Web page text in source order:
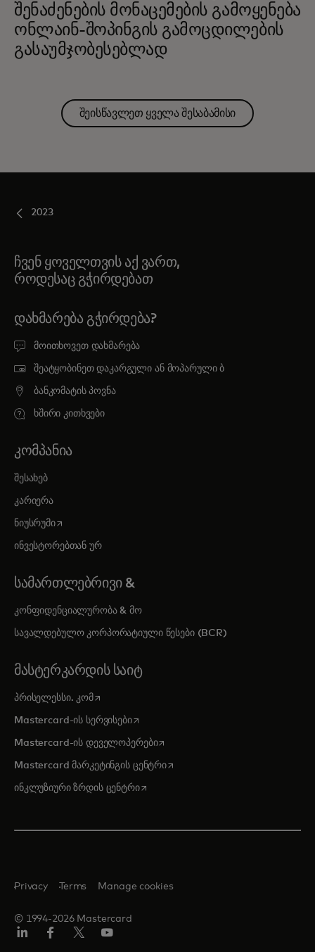
შენაძენების მონაცემების გამოყენება
ონლაინ-შოპინგის გამოცდილების
გასაუმჯობესებლად
შეისწავლეთ ყველა შესაბამისი
2023
ჩვენ ყოველთვის აქ ვართ,
როდესაც გჭირდებათ
ᲓᲐᲮᲛᲐᲠᲔᲑᲐ ᲒᲭᲘᲠᲓᲔᲑᲐ?
მოითხოვეთ დახმარება
შეატყობინეთ დაკარგული ან მოპარული ბ
ბანკომატის პოვნა
ხშირი კითხვები
ᲙᲝᲛᲞᲐᲜᲘᲐ
შესახებ
კარიერა
ნიუსრუმიopens in a new tab
ინვესტორებთან ურ
ᲡᲐᲛᲐᲠᲗᲚᲔᲑᲠᲘᲕᲘ &
კონფიდენციალურობა & მო
სავალდებულო კორპორატიული წესები (BCR)
ᲛᲐᲡᲢᲔᲠᲙᲐᲠᲓᲘᲡ ᲡᲐᲘᲢ
პრისელესსი. კომopens in a new tab
Mastercard-ის სერვისებიopens in a new tab
Mastercard-ის დეველოპერებიopens in a new tab
Mastercard მარკეტინგის ცენტრიopens in a new tab
ინკლუზიური ზრდის ცენტრიopens in a new tab
© 1994-2026 Mastercard
Privacy Terms Manage cookies